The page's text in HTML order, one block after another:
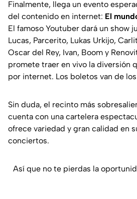
Finalmente, llega un evento
del contenido en internet: El
El famoso Youtuber dará un show
Lucas, Parcerito, Lukas Urkijo,
Oscar del Rey, Ivan, Boom y
promete traer en vivo la diversión
por internet. Los boletos van de los
Sin duda, el recinto más
cuenta con una cartelera
ofrece variedad y gran calidad en
conciertos.
Así que no te pierdas la